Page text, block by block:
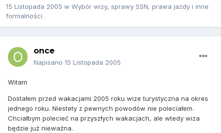
15 Listopada 2005 w Wybór wizy, sprawy SSN, prawa jazdy i inne
formalności
once
Napisano 15 Listopada 2005
Witam
Dostałem przed wakacjami 2005 roku wize turystyczna na okres
jednego roku. Niestety z pewnych powodów nie poleciałem.
Chciałbym polecieć na przyszłych wakacjach, ale wtedy wiza
będzie już nieważna.